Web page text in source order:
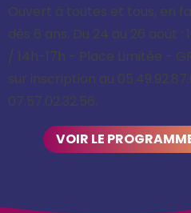
Ouvert à toutes et tous, en
dès 6 ans. Du 24 au 26 août :
/ 14h-17h - Place Limitée -
sur inscription au
07.57.02.32.56.
VOIR LE